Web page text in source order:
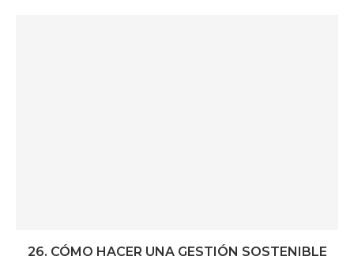
26. CÓMO HACER UNA GESTIÓN SOSTENIBLE